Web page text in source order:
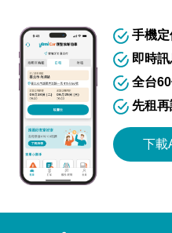
手機
即時
全台
先租
下載